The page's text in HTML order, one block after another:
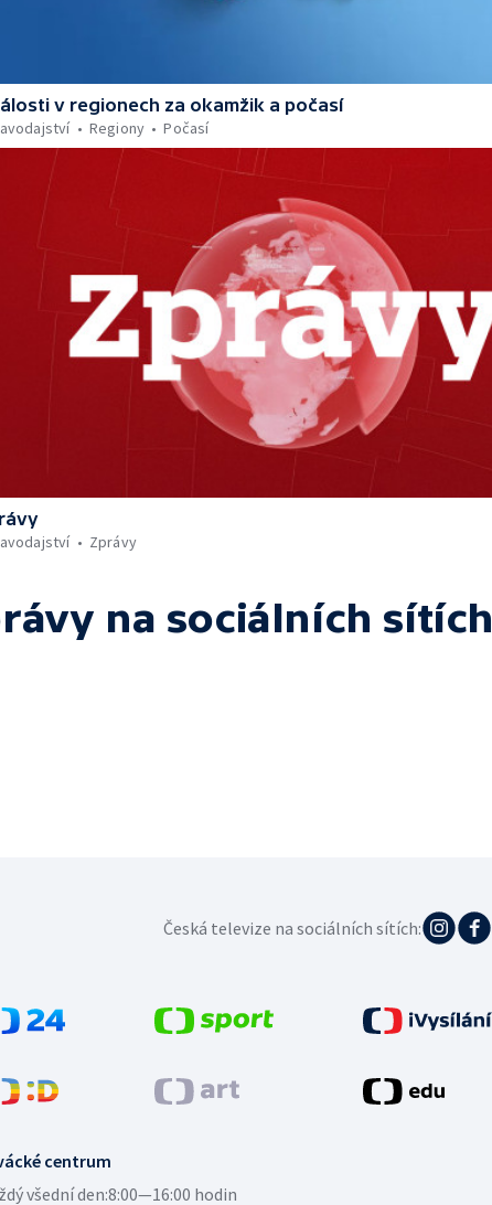
v regionech za okamžik a počasí
Regiony Počasí
Zprávy
na sociálních sítích
centrum
všední den:8:00—16:00 hodin
Česká televize na sociálních sítích: